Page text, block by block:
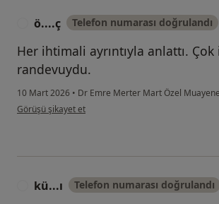
ö....ç Telefon numarası doğrulandı
Her ihtimali ayrıntıyla anlattı.
randevuydu.
10 Mart 2026 • Dr Emre Merter Mart Özel
kullanıcının görüşüne göre ö....ç
Görüşü şikayet et
kü...ı Telefon numarası doğrulandı